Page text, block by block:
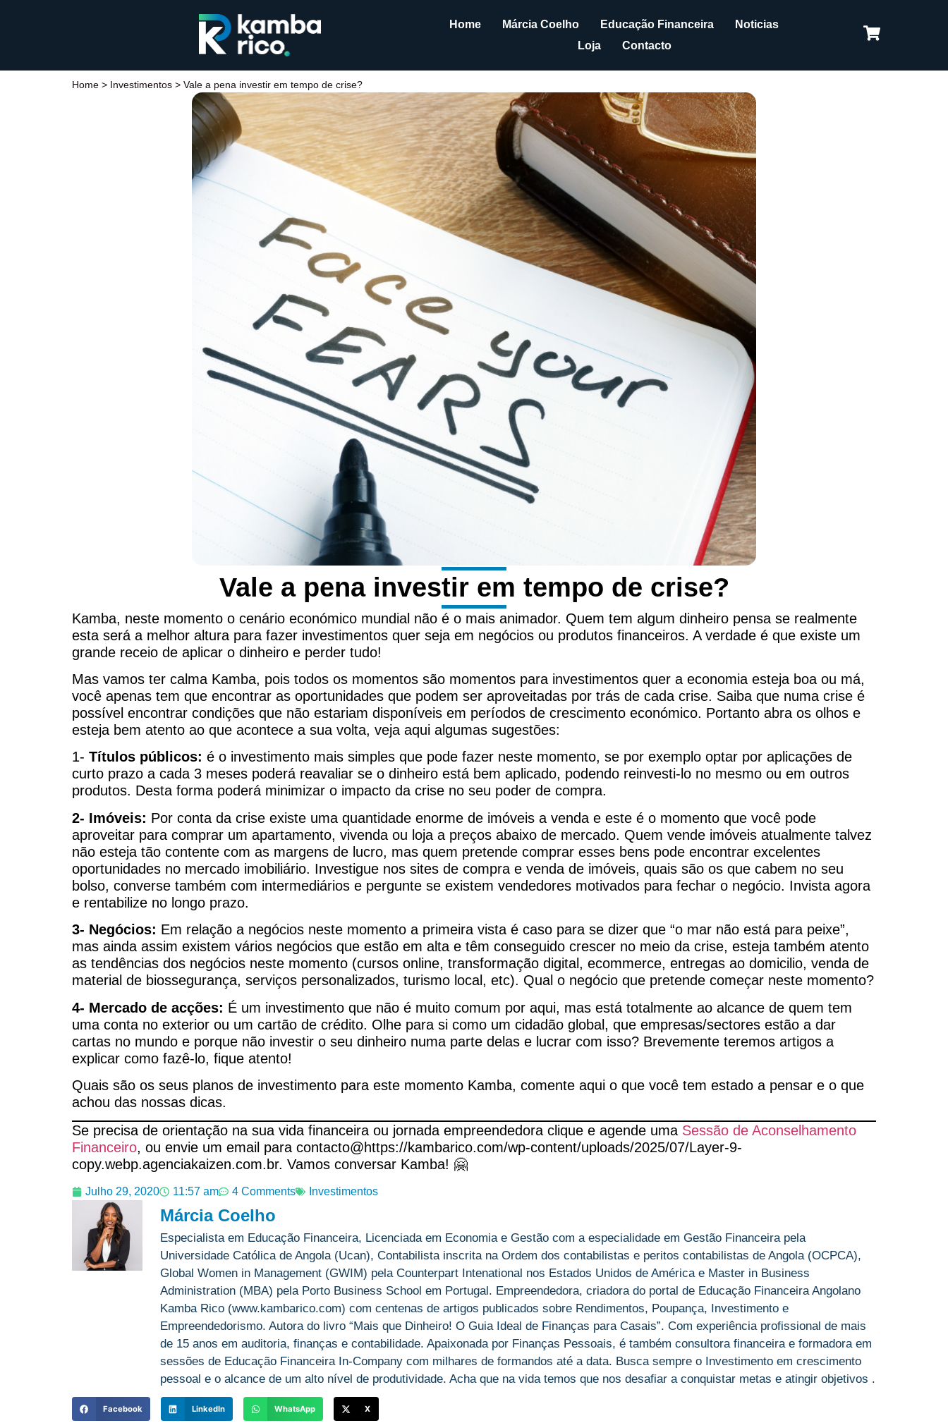
Home Márcia Coelho Educação Financeira
Noticias
Loja
Contacto
Home > Investimentos > Vale a pena investir em tempo de crise?
Vale a pena investir em tempo de crise?
Kamba, neste momento o cenário económico mundial não é o mais animador. Quem tem algum dinheiro pensa se realmente
esta será a melhor altura para fazer investimentos quer seja em negócios ou produtos financeiros. A verdade é que existe um
grande receio de aplicar o dinheiro e perder tudo!
Mas vamos ter calma Kamba, pois todos os momentos são momentos para investimentos quer a economia esteja boa ou má,
você apenas tem que encontrar as oportunidades que podem ser aproveitadas por trás de cada crise. Saiba que numa crise é
possível encontrar condições que não estariam disponíveis em períodos de crescimento económico. Portanto abra os olhos e
esteja bem atento ao que acontece a sua volta, veja aqui algumas sugestões:
1- Títulos públicos: é o investimento mais simples que pode fazer neste momento, se por exemplo optar por aplicações de
curto prazo a cada 3 meses poderá reavaliar se o dinheiro está bem aplicado, podendo reinvesti-lo no mesmo ou em outros
produtos. Desta forma poderá minimizar o impacto da crise no seu poder de compra.
2- Imóveis: Por conta da crise existe uma quantidade enorme de imóveis a venda e este é o momento que você pode
aproveitar para comprar um apartamento, vivenda ou loja a preços abaixo de mercado. Quem vende imóveis atualmente talvez
não esteja tão contente com as margens de lucro, mas quem pretende comprar esses bens pode encontrar excelentes
oportunidades no mercado imobiliário. Investigue nos sites de compra e venda de imóveis, quais são os que cabem no seu
bolso, converse também com intermediários e pergunte se existem vendedores motivados para fechar o negócio. Invista agora
e rentabilize no longo prazo.
3- Negócios: Em relação a negócios neste momento a primeira vista é caso para se dizer que “o mar não está para peixe”,
mas ainda assim existem vários negócios que estão em alta e têm conseguido crescer no meio da crise, esteja também atento
as tendências dos negócios neste momento (cursos online, transformação digital, ecommerce, entregas ao domicilio, venda de
material de biossegurança, serviços personalizados, turismo local, etc). Qual o negócio que pretende começar neste momento?
4- Mercado de acções: É um investimento que não é muito comum por aqui, mas está totalmente ao alcance de quem tem
uma conta no exterior ou um cartão de crédito. Olhe para si como um cidadão global, que empresas/sectores estão a dar
cartas no mundo e porque não investir o seu dinheiro numa parte delas e lucrar com isso? Brevemente teremos artigos a
explicar como fazê-lo, fique atento!
Quais são os seus planos de investimento para este momento Kamba, comente aqui o que você tem estado a pensar e o que
achou das nossas dicas.
Se precisa de orientação na sua vida financeira ou jornada empreendedora clique e agende uma Sessão de Aconselhamento
Financeiro, ou envie um email para contacto@https://kambarico.com/wp-content/uploads/2025/07/Layer-9-
copy.webp.agenciakaizen.com.br. Vamos conversar Kamba! 🤗
Julho 29, 2020 11:57 am 4 Comments Investimentos
Márcia Coelho
Especialista em Educação Financeira, Licenciada em Economia e Gestão com a especialidade em Gestão Financeira pela
Universidade Católica de Angola (Ucan), Contabilista inscrita na Ordem dos contabilistas e peritos contabilistas de Angola (OCPCA),
Global Women in Management (GWIM) pela Counterpart Intenational nos Estados Unidos de América e Master in Business
Administration (MBA) pela Porto Business School em Portugal. Empreendedora, criadora do portal de Educação Financeira Angolano
Kamba Rico (www.kambarico.com) com centenas de artigos publicados sobre Rendimentos, Poupança, Investimento e
Empreendedorismo. Autora do livro “Mais que Dinheiro! O Guia Ideal de Finanças para Casais”. Com experiência profissional de mais
de 15 anos em auditoria, finanças e contabilidade. Apaixonada por Finanças Pessoais, é também consultora financeira e formadora em
sessões de Educação Financeira In-Company com milhares de formandos até a data. Busca sempre o Investimento em crescimento
pessoal e o alcance de um alto nível de produtividade. Acha que na vida temos que nos desafiar a conquistar metas e atingir objetivos .
Facebook LinkedIn WhatsApp X